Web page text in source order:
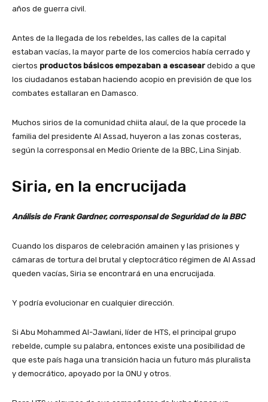
años de guerra civil.
Antes de la llegada de los rebeldes, las calles de la capital
estaban vacías, la mayor parte de los comercios había cerrado y
ciertos productos básicos empezaban a escasear debido a que
los ciudadanos estaban haciendo acopio en previsión de que los
combates estallaran en Damasco.
Muchos sirios de la comunidad chiita alauí, de la que procede la
familia del presidente Al Assad, huyeron a las zonas costeras,
según la corresponsal en Medio Oriente de la BBC, Lina Sinjab.
Siria, en la encrucijada
Análisis de Frank Gardner, corresponsal de Seguridad de la BBC
Cuando los disparos de celebración amainen y las prisiones y
cámaras de tortura del brutal y cleptocrático régimen de Al Assad
queden vacías, Siria se encontrará en una encrucijada.
Y podría evolucionar en cualquier dirección.
Si Abu Mohammed Al-Jawlani, líder de HTS, el principal grupo
rebelde, cumple su palabra, entonces existe una posibilidad de
que este país haga una transición hacia un futuro más pluralista
y democrático, apoyado por la ONU y otros.